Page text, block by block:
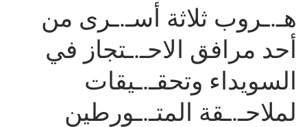
هـ.ـروب ثلاثة أسـ.ـرى من
أحد مرافق الاحـ.ـتجاز في
السويداء وتحقـ.ـيقات
لملاحـ.ـقة المتـ.ـورطين